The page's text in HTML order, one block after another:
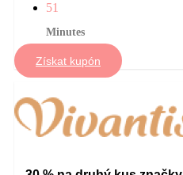
51
Minutes
Získat kupón